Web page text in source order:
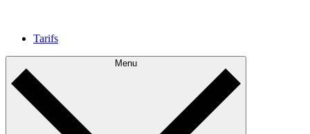
Tarifs
Menu